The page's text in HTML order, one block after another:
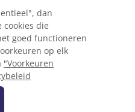
herbouw van mijn
jouw website?
dan
cookies die
goed functioneren
op elk
"Voorkeuren